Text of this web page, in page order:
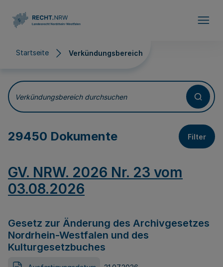
Startseite Verkündungsbereich
Verkündungsbereich
Verkündungsbereich durchsuchen
29450 Dokumente Filter
GV. NRW. 2026 Nr. 23 vom
03.08.2026
Gesetz zur Änderung des Archivgesetzes
Nordrhein-Westfalen und des
Kulturgesetzbuches